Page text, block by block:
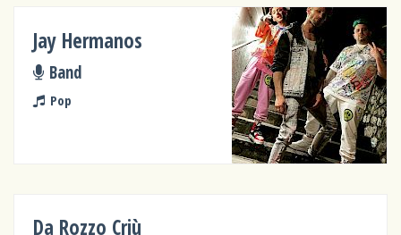
Jay Hermanos
Band
Pop
Da Rozzo Criù